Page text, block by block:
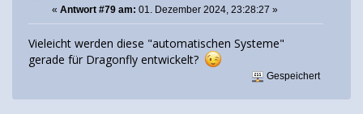
« Antwort #79 am: 01. Dezember 2024, 23:28:27 »
Vieleicht werden diese "automatischen Systeme"
gerade für Dragonfly entwickelt?
Gespeichert